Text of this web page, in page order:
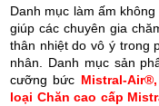
Danh mục làm ấm
giúp các chuyên gia
thân nhiệt do vô ý trong
nhân. Danh mục sản
cưỡng bức Mistral-
loại Chăn cao cấp